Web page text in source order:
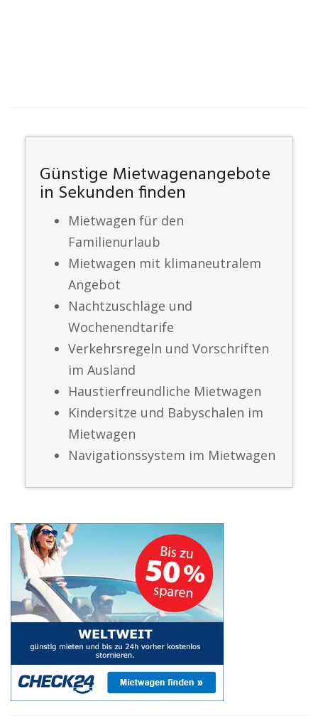
Günstige Mietwagenangebote
in Sekunden finden
Mietwagen für den
Familienurlaub
Mietwagen mit klimaneutralem
Angebot
Nachtzuschläge und
Wochenendtarife
Verkehrsregeln und Vorschriften
im Ausland
Haustierfreundliche Mietwagen
Kindersitze und Babyschalen im
Mietwagen
Navigationssystem im Mietwagen